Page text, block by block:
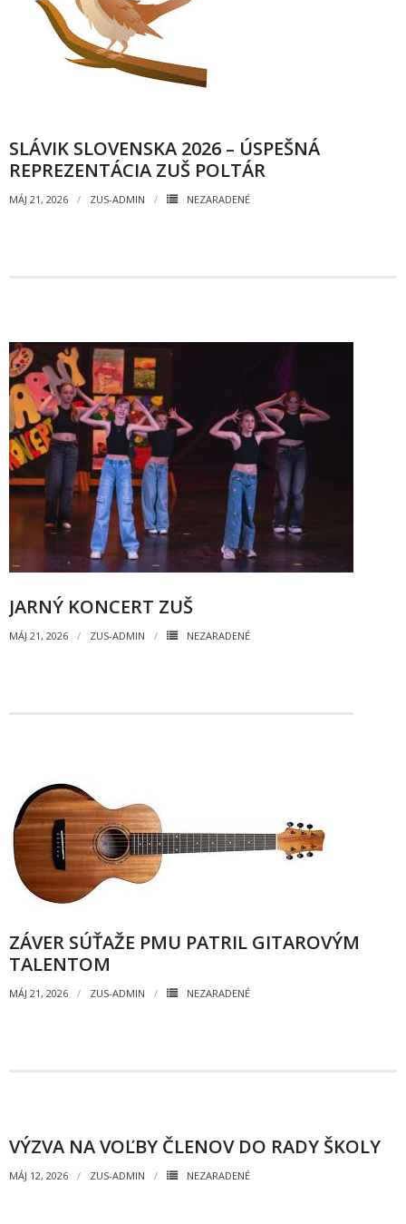
- Mlčanlivosť
- Návrh na začatie konania o ochrane os.údajov
FAQ
SLÁVIK SLOVENSKA 2026 – ÚSPEŠNÁ
REPREZENTÁCIA ZUŠ POLTÁR
MÁJ 21, 2026 ZUS-ADMIN NEZARADENÉ
JARNÝ KONCERT ZUŠ
MÁJ 21, 2026 ZUS-ADMIN NEZARADENÉ
ZÁVER SÚŤAŽE PMU PATRIL GITAROVÝM
TALENTOM
MÁJ 21, 2026 ZUS-ADMIN NEZARADENÉ
VÝZVA NA VOĽBY ČLENOV DO RADY ŠKOLY
MÁJ 12, 2026 ZUS-ADMIN NEZARADENÉ